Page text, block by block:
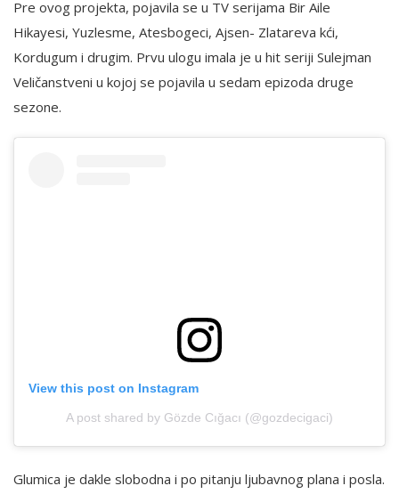
Pre ovog projekta, pojavila se u TV serijama Bir Aile
Hikayesi, Yuzlesme, Atesbogeci, Ajsen- Zlatareva kći,
Kordugum i drugim. Prvu ulogu imala je u hit seriji Sulejman
Veličanstveni u kojoj se pojavila u sedam epizoda druge
sezone.
View this post on Instagram
A post shared by Gözde Cığacı (@gozdecigaci)
Glumica je dakle slobodna i po pitanju ljubavnog plana i posla.